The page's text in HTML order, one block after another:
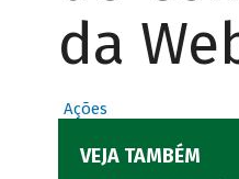
da
Ações
VEJA TAMBÉM